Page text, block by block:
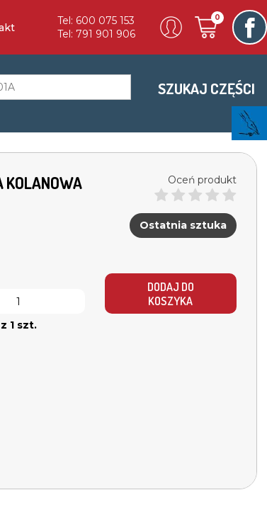
Tel: 600 075 153
Tel: 791 901 906
0
SZUKAJ CZĘŚCI
KOLANOWA
Oceń produkt
Ostatnia sztuka
z 1 szt.
DODAJ DO
KOSZYKA